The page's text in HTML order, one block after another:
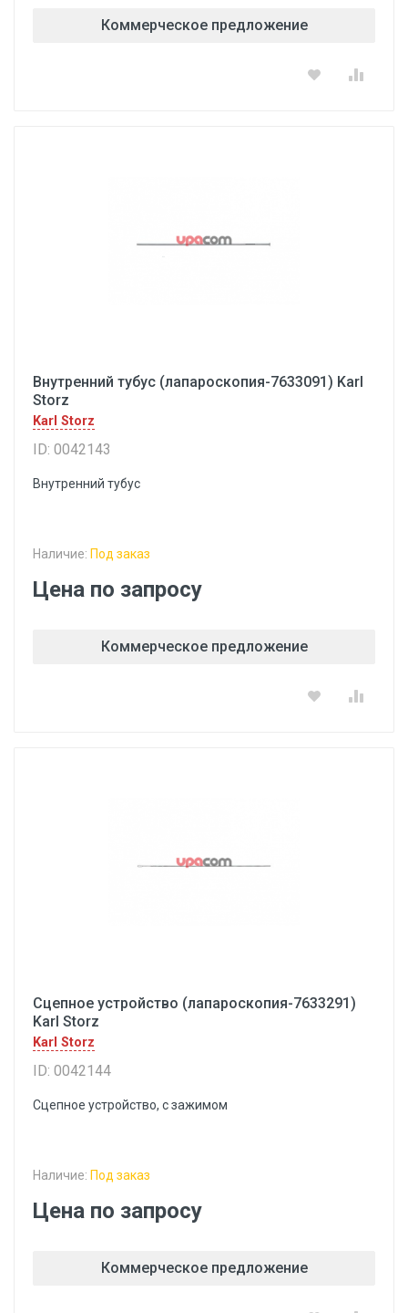
Коммерческое предложение
Внутренний тубус (лапароскопия-7633091) Karl
Storz
Karl Storz
ID: 0042143
Внутренний тубус
Наличие: Под заказ
Цена по запросу
Коммерческое предложение
Сцепное устройство (лапароскопия-7633291)
Karl Storz
Karl Storz
ID: 0042144
Сцепное устройство, с зажимом
Наличие: Под заказ
Цена по запросу
Коммерческое предложение